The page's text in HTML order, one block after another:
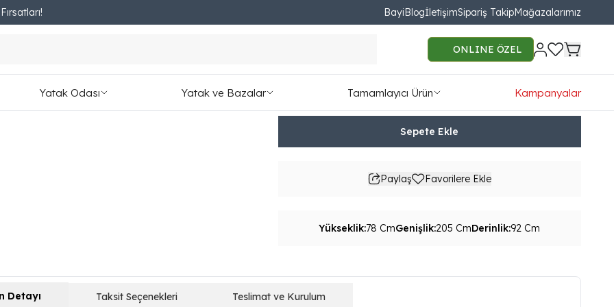
BayiBlogİletişimSipariş TakipMağazalarımız
ONLINE ÖZEL
Yatak Odası Yatak ve Bazalar Tamamlayıcı Ürün Kampanyalar
1,257.78TL'den başlayan taksit seçenekleri
Sepete Ekle
Paylaş Favorilere Ekle
Yükseklik:78 CmGenişlik:205 CmDerinlik:92 Cm
Detayı Taksit Seçenekleri Teslimat ve Kurulum